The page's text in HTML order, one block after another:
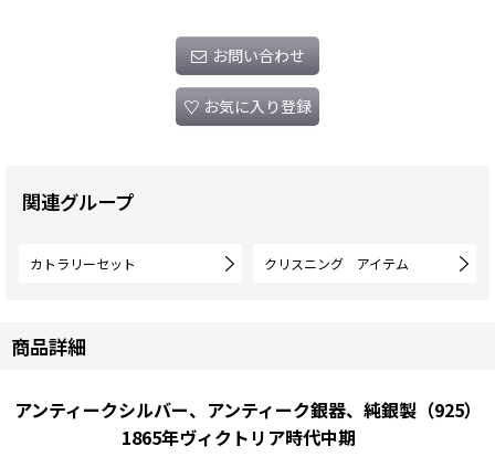
お問い合わせ
お気に入り登録
関連グループ
カトラリーセット クリスニング アイテム
商品詳細
アンティークシルバー、アンティーク銀器、純銀製（925）
1865年ヴィクトリア時代中期